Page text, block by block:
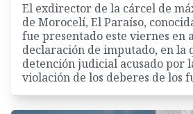
El exdirector de la cárcel de
de Morocelí, El Paraíso,
fue presentado este viernes en
declaración de imputado, en la
detención judicial acusado por
violación de los deberes de los